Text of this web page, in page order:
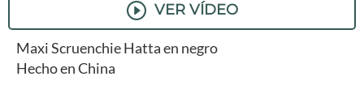
VER VÍDEO
Maxi Scruenchie Hatta en negro
Hecho en China